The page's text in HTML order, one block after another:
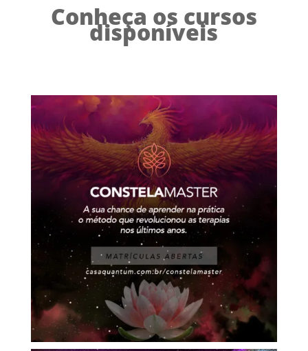
Conheça os cursos
disponíveis